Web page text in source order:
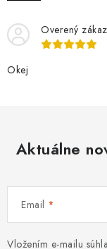
Overený
Okej
Aktuálne
Email
Vložením e-mailu